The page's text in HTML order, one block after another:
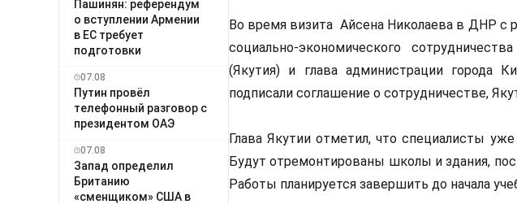
Пашинян: референдум
о вступлении Армении
в ЕС требует
подготовки
07.08
Путин провёл
телефонный разговор с
президентом ОАЭ
07.08
Запад определил
Британию
«сменщиком» США в
Во время визита Айсена Николаева в ДНР
социально-экономического
(Якутия) и глава администрации города
подписали соглашение о сотрудничестве,
Глава Якутии отметил, что специалисты
Будут отремонтированы школы и здания,
Работы планируется завершить до начала